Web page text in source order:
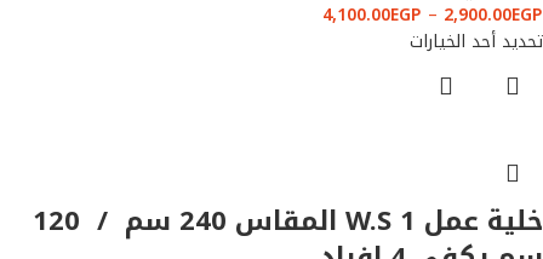
2,900.00EGP
–
4,100.00EGP
تحديد أحد الخيارات
خلية عمل W.S 1 المقاس 240 سم / 120